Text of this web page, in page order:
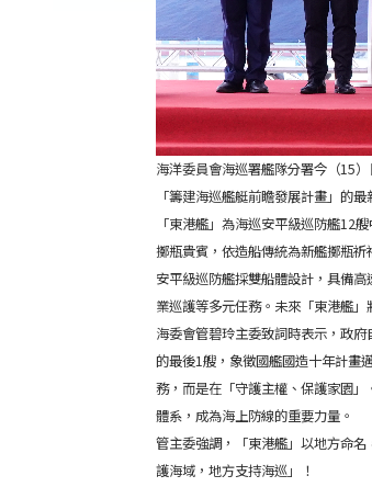
海洋委員會海巡署艦隊分署今（15
「籌建海巡艦艇前瞻發展計畫」的最
「東港艦」為海巡安平級巡防艦12
擲瓶貴賓，依造船傳統為新艦擲瓶
安平級巡防艦採雙船體設計，具備
業巡護等多元任務。未來「東港艦
海委會管碧玲主委致詞時表示，政
的最後1艘，象徵國艦國造十年計畫
務，而是在「守護主權、保護家園
體系，成為海上防線的重要力量。
管主委強調，「東港艦」以地方命
護海域，地方支持海巡」！